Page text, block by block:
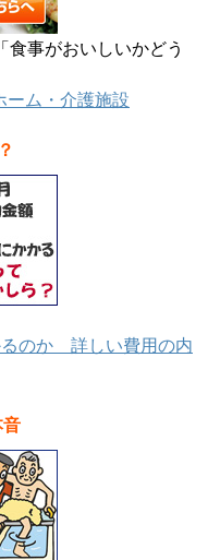
事がおいしいかどう
ーム・介護施設
のか 詳しい費用の内